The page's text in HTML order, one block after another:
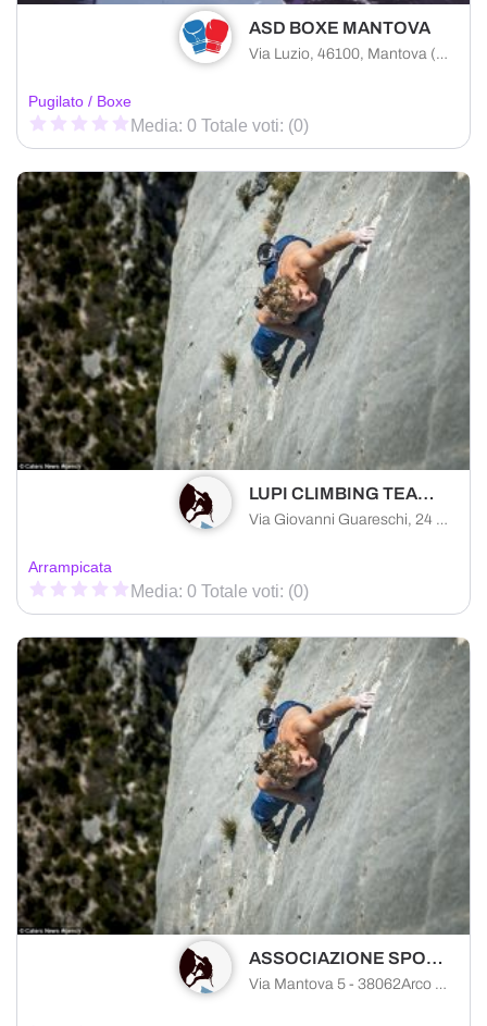
ASD BOXE MANTOVA
Via Luzio, 46100, Mantova (MN)
Pugilato / Boxe
Media: 0 Totale voti: (0)
LUPI CLIMBING TEAM ASSOCIAZIONE SPORTIVA DILETTANTISTICA
Via Giovanni Guareschi, 24 - 46010Curtatone (Mantova)
Arrampicata
Media: 0 Totale voti: (0)
ASSOCIAZIONE SPORTIVA DILETTANTISTICA ARCO CLIMBING
Via Mantova 5 - 38062Arco (Trento)